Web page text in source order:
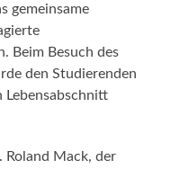
gemeinsame
Beim Besuch des
den Studierenden
Lebensabschnitt
Roland Mack, der